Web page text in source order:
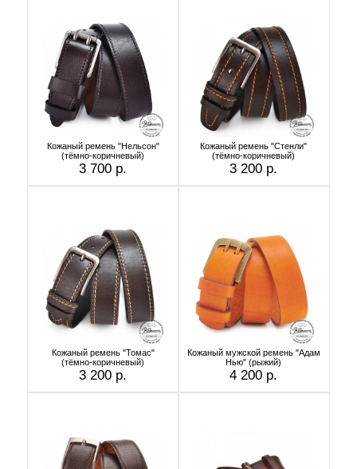
Кожаный ремень "Нельсон"
(тёмно-коричневый)
3 700 р.
Кожаный ремень "Стенли"
(тёмно-коричневый)
3 200 р.
Кожаный ремень "Томас"
(тёмно-коричневый)
3 200 р.
Кожаный мужской ремень "Адам
Нью" (рыжий)
4 200 р.